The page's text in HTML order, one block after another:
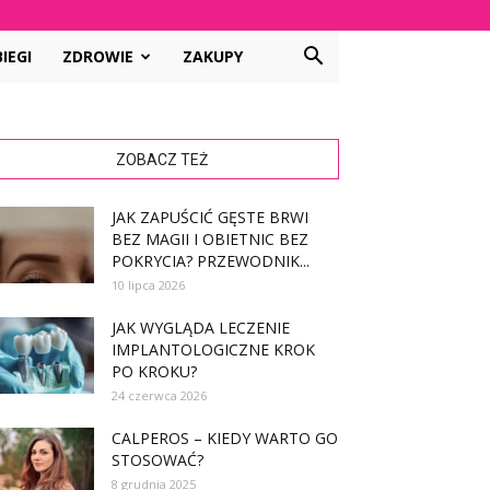
ZDROWIE ZAKUPY
ZOBACZ TEŻ
JAK ZAPUŚCIĆ GĘSTE BRWI
BEZ MAGII I OBIETNIC BEZ
POKRYCIA? PRZEWODNIK...
10 lipca 2026
JAK WYGLĄDA LECZENIE
IMPLANTOLOGICZNE KROK
PO KROKU?
24 czerwca 2026
CALPEROS – KIEDY WARTO GO
STOSOWAĆ?
8 grudnia 2025